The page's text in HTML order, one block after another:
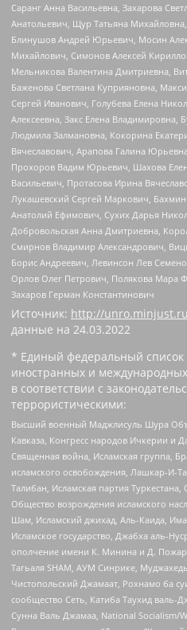
Саранг Анна Васильевна, Захарова
Анатольевич, Щур Татьяна
Блинушов Андрей Юрьевич, Мосин
Михайлович, Симонов Алексей
Мельникова Валентина Дмитриевна,
Баженова Светлана Куприяновна,
Сергей Иванович, Голубева Елена
Алексеевна, Закс Елена Владимировна,
Людмила Залмановна, Кокорина
Вячеславович, Арапова Галина
Прохоров Вадим Юрьевич, Шахова
Васильевич, Протасова Ирина
Лукашевский Сергей Маркович,
Анатолий Ефимович, Сухих Дарья
Добровольская Анна Дмитриевна,
Смирнов Владимир Александрович,
Борис Андреевич, Левинсон Лев
Орлов Олег Петрович, Полякова Мара
Захаров Герман Константинович
Источник: http://
данные на 24.03.2022
* Единый федеральный список
иностранных и
в соответствии с
террористическими:
Высший военный Маджлисуль Шура
Кавказа, Конгресс народов Ичкерии и
Священная война, Исламская группа,
исламского освобождения, Лашкар-И-
Талибан, Исламская партия
Общество возрождения исламского
Шам, Исламский джихад, Аль-Каида,
Исламское государство, Джабха аль-
ополчение имени К. Минина и Д.
Тагьаля SHAM, АУМ Синрике,
Чистопольский Джамаат, Рохнамо ба
сообщество Сеть, Катиба Таухид
Сунна Валь Джамаа, National Socialism/